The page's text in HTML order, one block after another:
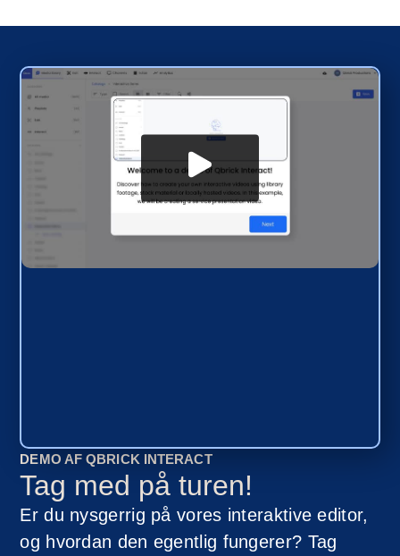
DEMO AF QBRICK INTERACT
Tag med på turen!
Er du nysgerrig på vores interaktive editor,
og hvordan den egentlig fungerer? Tag